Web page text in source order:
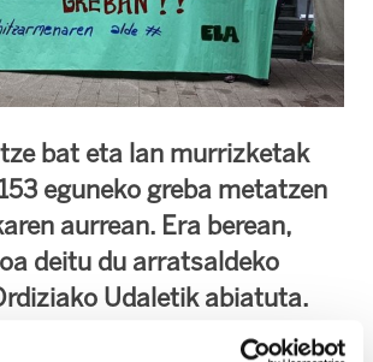
bat eta lan murrizketak
eguneko greba metatzen
aurrean. Era berean,
deitu du arratsaldeko
Udaletik abiatuta.